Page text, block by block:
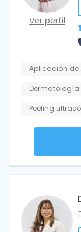
Ver perfil
Aplicación de
Dermatología
Peeling